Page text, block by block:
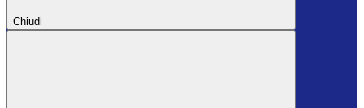
Chiudi